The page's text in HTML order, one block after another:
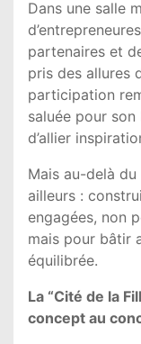
Dans une salle
partenaires et
pris des allures
participation
saluée pour
d’allier
Mais au-delà
ailleurs :
engagées, non
mais pour bâtir
équilibrée.
La “Cité de la
concept au